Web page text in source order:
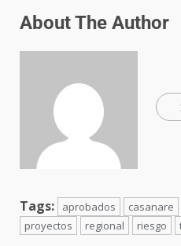
About The Author
Tags: aprobados casanare
proyectos
regional riesgo